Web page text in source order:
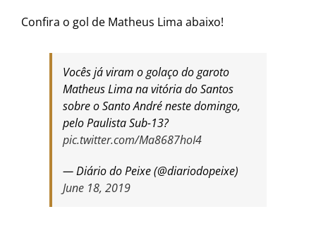
Confira o gol de Matheus Lima abaixo!
Vocês já viram o golaço do garoto
Matheus Lima na vitória do Santos
sobre o Santo André neste domingo,
pelo Paulista Sub-13?
pic.twitter.com/Ma8687hoI4
— Diário do Peixe (@diariodopeixe)
June 18, 2019